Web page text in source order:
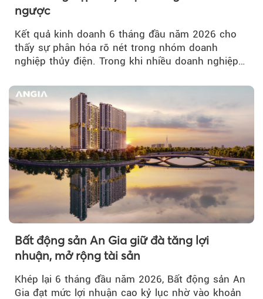
ngược
Kết quả kinh doanh 6 tháng đầu năm 2026 cho
thấy sự phân hóa rõ nét trong nhóm doanh
nghiệp thủy điện. Trong khi nhiều doanh nghiệp
Bất động sản An Gia giữ đà tăng lợi
nhuận, mở rộng tài sản
Khép lại 6 tháng đầu năm 2026, Bất động sản An
Gia đạt mức lợi nhuận cao kỷ lục nhờ vào khoản